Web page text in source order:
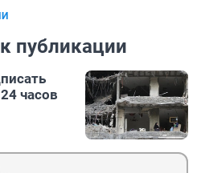
публикации
часов